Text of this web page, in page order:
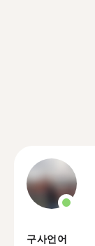
구사언어